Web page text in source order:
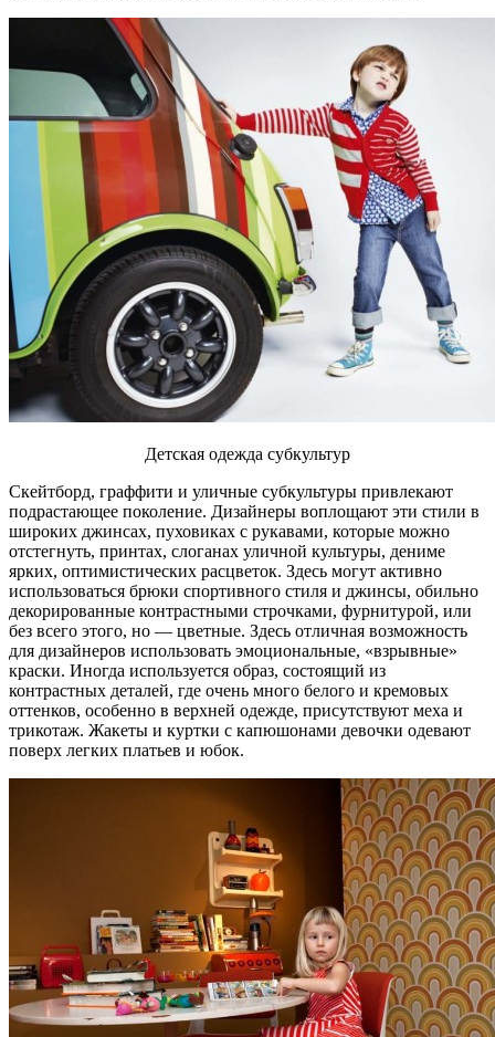
Детская одежда субкультур
Скейтборд, граффити и уличные субкультуры привлекают
подрастающее поколение. Дизайнеры воплощают эти стили в
широких джинсах, пуховиках с рукавами, которые можно
отстегнуть, принтах, слоганах уличной культуры, дениме
ярких, оптимистических расцветок. Здесь могут активно
использоваться брюки спортивного стиля и джинсы, обильно
декорированные контрастными строчками, фурнитурой, или
без всего этого, но — цветные. Здесь отличная возможность
для дизайнеров использовать эмоциональные, «взрывные»
краски. Иногда используется образ, состоящий из
контрастных деталей, где очень много белого и кремовых
оттенков, особенно в верхней одежде, присутствуют меха и
трикотаж. Жакеты и куртки с капюшонами девочки одевают
поверх легких платьев и юбок.